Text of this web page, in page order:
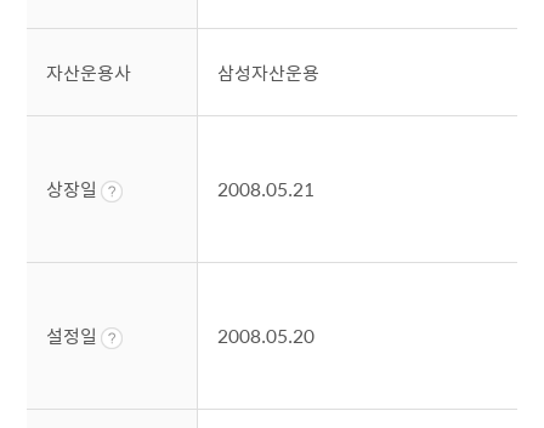
자산운용사 삼성자산운용
상장일 2008.05.21
설정일 2008.05.20